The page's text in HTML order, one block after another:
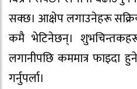
सक्छ। आक्षेप लगाउनेहरू
कमै भेटिनेछन्।
लगानीपछि कममात्र फाइदा
गर्नुपर्ला।